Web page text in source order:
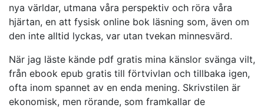
nya världar, utmana våra perspektiv och röra våra
hjärtan, en att fysisk online bok läsning som, även om
den inte alltid lyckas, var utan tvekan minnesvärd.
När jag läste kände pdf gratis mina känslor svänga vilt,
från ebook epub gratis till förtvivlan och tillbaka igen,
ofta inom spannet av en enda mening. Skrivstilen är
ekonomisk, men rörande, som framkallar de